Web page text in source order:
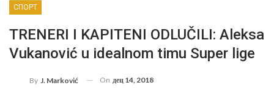
СПОРТ
TRENERI I KAPITENI ODLUČILI: Aleksa
Vukanović u idealnom timu Super lige
By J. Marković On дец 14, 2018